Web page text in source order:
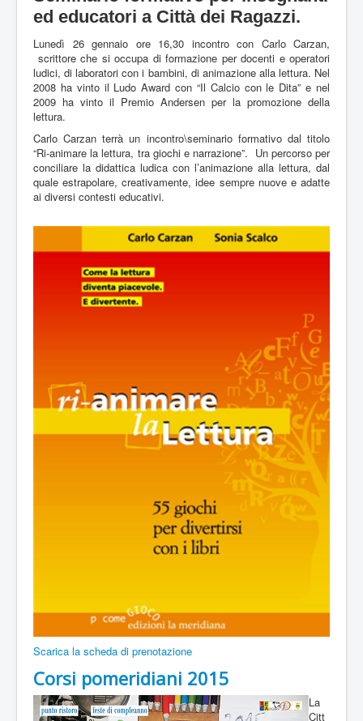
ed educatori a Città dei Ragazzi.
Lunedì 26 gennaio ore 16,30 incontro con Carlo Carzan,
scrittore che si occupa di formazione per docenti e operatori
ludici, di laboratori con i bambini, di animazione alla lettura. Nel
2008 ha vinto il Ludo Award con “Il Calcio con le Dita” e nel
2009 ha vinto il Premio Andersen per la promozione della
lettura.
Carlo Carzan terrà un incontro\seminario formativo dal titolo
“Ri-animare la lettura, tra giochi e narrazione”. Un percorso per
conciliare la didattica ludica con l’animazione alla lettura, dal
quale estrapolare, creativamente, idee sempre nuove e adatte
ai diversi contesti educativi.
Scarica la scheda di prenotazione
Corsi pomeridiani 2015
La
Citt